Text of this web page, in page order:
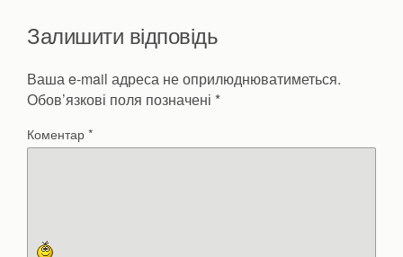
Залишити відповідь
Ваша e-mail адреса не оприлюднюватиметься.
Обов’язкові поля позначені *
Коментар*